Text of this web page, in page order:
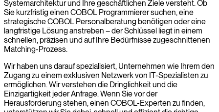
Systemarchitektur und Ihre geschäftlichen Ziele versteht. Ob
Sie kurzfristig einen COBOL Programmierer suchen, eine
strategische COBOL Personalberatung benötigen oder eine
langfristige Lösung anstreben – der Schlüssel liegt in einem
schnellen, präzisen und auf Ihre Bedürfnisse zugeschnittenen
Matching-Prozess.
Wir haben uns darauf spezialisiert, Unternehmen wie Ihrem den
Zugang zu einem exklusiven Netzwerk von IT-Spezialisten zu
ermöglichen. Wir verstehen die Dringlichkeit und die
Einzigartigkeit jeder Anfrage. Wenn Sie vor der
Herausforderung stehen, einen COBOL-Experten zu finden,